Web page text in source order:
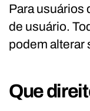
Para usuários
de usuário.
podem alterar
Que